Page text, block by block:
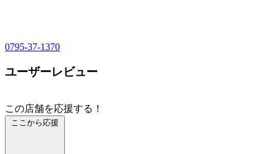
0795-37-1370
ユーザーレビュー
この店舗を応援する！
ここから応援